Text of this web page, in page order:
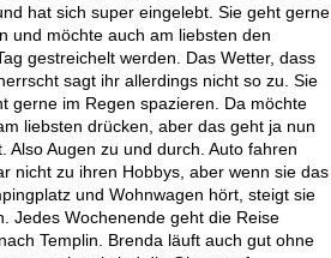
hat sich super eingelebt. Sie geht gerne
und möchte auch am liebsten den
gestreichelt werden. Das Wetter, dass
sagt ihr allerdings nicht so zu. Sie
gerne im Regen spazieren. Da möchte
liebsten drücken, aber das geht ja nun
Also Augen zu und durch. Auto fahren
nicht zu ihren Hobbys, aber wenn sie das
und Wohnwagen hört, steigt sie
Jedes Wochenende geht die Reise
Templin. Brenda läuft auch gut ohne